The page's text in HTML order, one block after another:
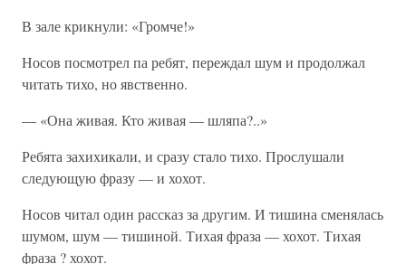
В зале крикнули: «Громче!»
Носов посмотрел па ребят, переждал шум и продолжал
читать тихо, но явственно.
— «Она живая. Кто живая — шляпа?..»
Ребята захихикали, и сразу стало тихо. Прослушали
следующую фразу — и хохот.
Носов читал один рассказ за другим. И тишина сменялась
шумом, шум — тишиной. Тихая фраза — хохот. Тихая
фраза ? хохот.